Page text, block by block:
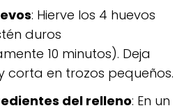
: Hierve los 4 huevos
duros
10 minutos). Deja
corta en trozos pequeños.
del relleno: En un